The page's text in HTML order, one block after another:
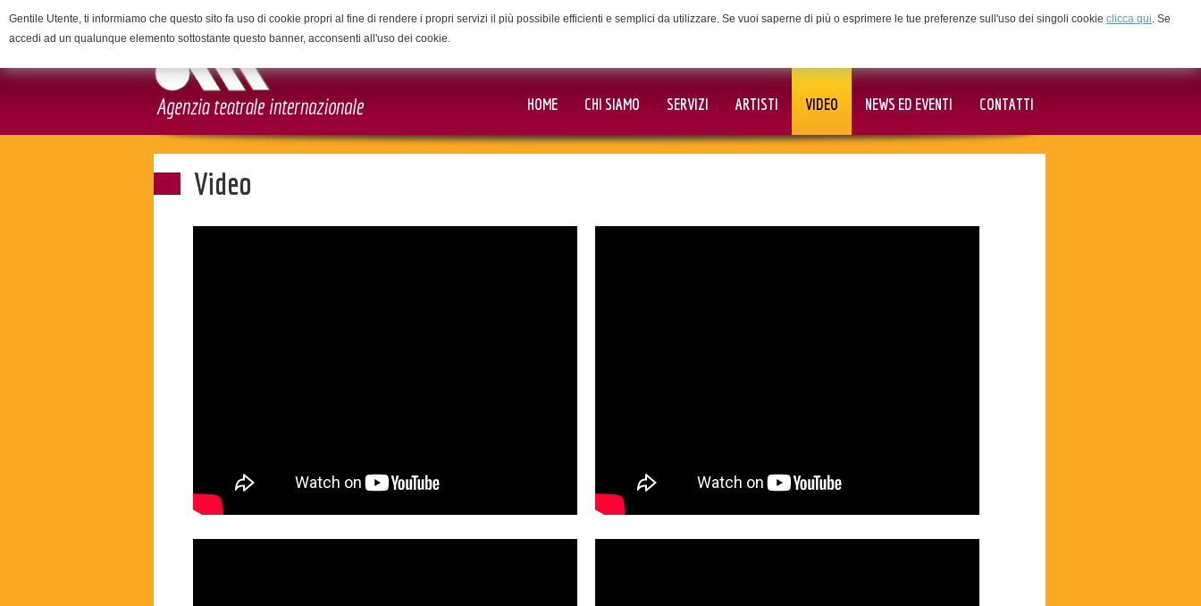
Gentile Utente, ti informiamo che questo sito fa uso di cookie propri al fine di rendere i propri servizi il più possibile efficienti e semplici da utilizzare. Se vuoi saperne di più o esprimere le tue preferenze sull'uso dei singoli cookie clicca qui. Se
accedi ad un qualunque elemento sottostante questo banner, acconsenti all'uso dei cookie.
HOME CHI SIAMO SERVIZI ARTISTI VIDEO NEWS ED EVENTI CONTATTI
Video